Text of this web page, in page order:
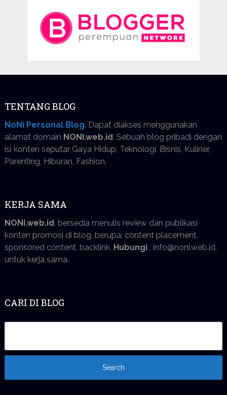
TENTANG BLOG
NoNi Personal Blog. Dapat diakses menggunakan
alamat domain NONI.web.id. Sebuah blog pribadi dengan
isi konten seputar Gaya Hidup, Teknologi, Bisnis, Kuliner,
Parenting, Hiburan, Fashion.
KERJA SAMA
NONI.web.id , bersedia menulis review dan publikasi
konten promosi di blog, berupa: content placement,
sponsored content, backlink. Hubungi: info@noni.web.id,
untuk kerja sama.
CARI DI BLOG